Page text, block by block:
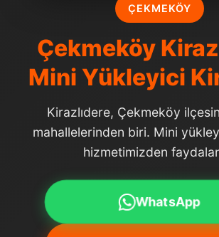
ÇEKMEKÖY
Çekmeköy
Mini Yükleyici
Kirazlıdere, Çekmeköy
mahallelerinden biri. Mini
hizmetimizden
WhatsApp